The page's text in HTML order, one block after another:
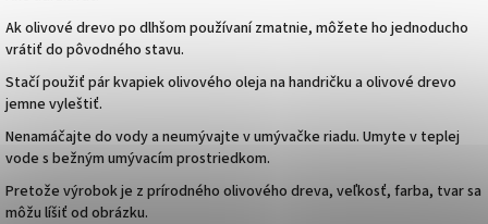
Ak olivové drevo po dlhšom používaní zmatnie, môžete ho jednoducho
vrátiť do pôvodného stavu.
Stačí použiť pár kvapiek olivového oleja na handričku a olivové drevo
jemne vyleštiť.
Nenamáčajte do vody a neumývajte v umývačke riadu. Umyte v teplej
vode s bežným umývacím prostriedkom.
Pretože výrobok je z prírodného olivového dreva, veľkosť, farba, tvar sa
môžu líšiť od obrázku.